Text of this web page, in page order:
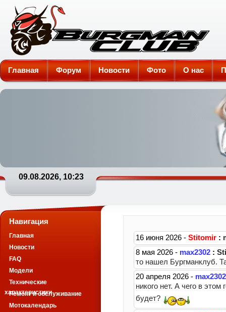
Burgman-Club
Главная Форум Новости Фото О нас
09.08.2026, 10:23
Навигация
Главная
Новости
FAQ
Модели
Технические
характеристики
Ремонт и обслуживание
Мотокалендарь